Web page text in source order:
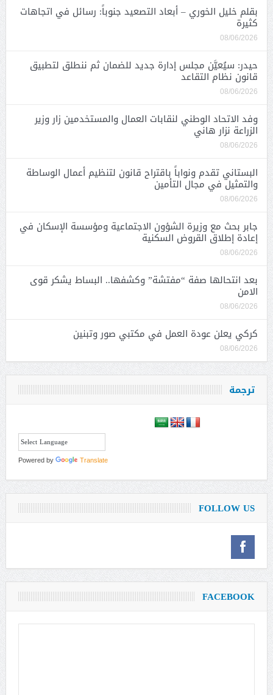
بقلم خليل الخوري – أبعاد التصعيد جنوباً: رسائل في اتجاهات
كثيرة
08/06/2026
حيدر: سيُعيَّن مجلس إدارة جديد للضمان ثم ننطلق لتطبيق
قانون نظام التقاعد
08/06/2026
وفد الاتحاد الوطني لنقابات العمال والمستخدمين زار وزير
الزراعة نزار هاني
08/06/2026
البستاني تقدم ونواباً باقتراح قانون لتنظيم أعمال الوساطة
والتمثيل في مجال التأمين
08/06/2026
جابر بحث مع وزيرة الشؤون الاجتماعية ومؤسسة الإسكان في
إعادة إطلاق القروض السكنية
08/06/2026
بعد انتحالها صفة “مفتشة” وكشفها.. البساط يشكر قوى
الامن
08/06/2026
كركي يعلن عودة العمل في مكتبي صور وتبنين
08/06/2026
ترجمة
Powered by Translate
FOLLOW US
FACEBOOK